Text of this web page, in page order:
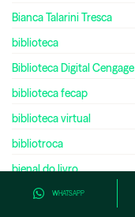
WHATSAPP
Bianca Talarini Tresca
biblioteca
Biblioteca Digital Cengage
biblioteca fecap
biblioteca virtual
bibliotroca
bienal do livro
bilíngue